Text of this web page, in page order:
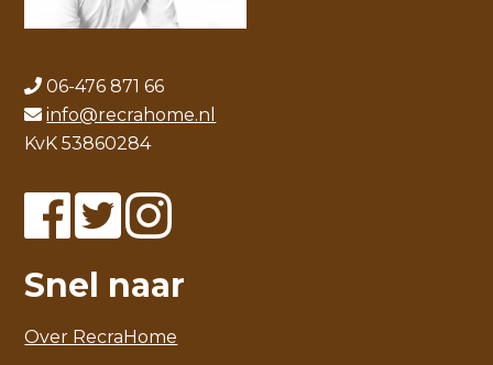
06-476 871 66
info@recrahome.nl
KvK 53860284
Snel naar
Over RecraHome